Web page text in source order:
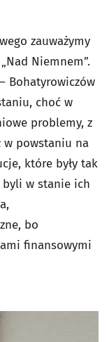
zauważymy
Niemnem”.
Bohatyrowiczów
choć w
problemy, z
w powstaniu na
które były tak
byli w stanie ich
bo
finansowymi